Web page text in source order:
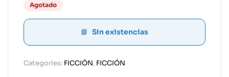
Agotado
Sin existencias
Categories: FICCIÓN, FICCIÓN